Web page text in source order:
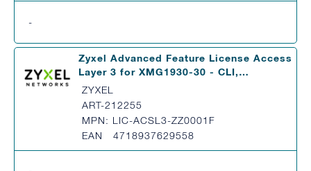
-
Zyxel Advanced Feature License Access
Layer 3 for XMG1930-30 - CLI,…
ZYXEL
ART-212255
MPN: LIC-ACSL3-ZZ0001F
EAN 4718937629558